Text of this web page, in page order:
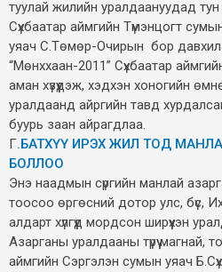
туулай жилийн уралдаануудад
Сүхбаатар аймгийн Түмэнцогт
уяач С.Төмөр-Очирын бор
“Мөнххаан-2011” Сүхбаатар
аман хүзүүдэж, хэдхэн хоногийн
уралдаанд айргийн тавд
буурь заан айрагдлаа.
Г.БАТХҮҮ ИРЭХ ЖИЛ ТОД
БОЛЛОО
Энэ наадмын сүргийн манлай
тоосоо өргөсний дотор улс, бүс, Их
алдарт хүлгүүд мордсон ширүүхэн
Азарганы уралдааны түрүү
аймгийн Сэргэлэн сумын уяач